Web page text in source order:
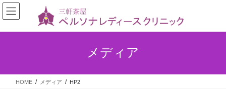
メディア
HOME メディア HP2